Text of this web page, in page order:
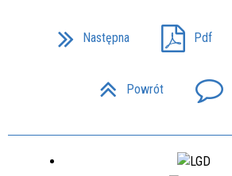
Następna Pdf
Powrót